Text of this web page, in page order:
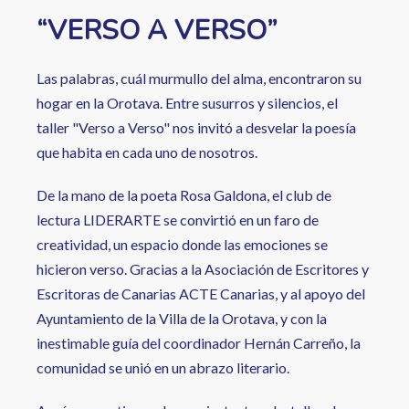
“VERSO A VERSO”
Las palabras, cuál murmullo del alma, encontraron su
hogar en la Orotava. Entre susurros y silencios, el
taller "Verso a Verso" nos invitó a desvelar la poesía
que habita en cada uno de nosotros.
De la mano de la poeta Rosa Galdona, el club de
lectura LIDERARTE se convirtió en un faro de
creatividad, un espacio donde las emociones se
hicieron verso. Gracias a la Asociación de Escritores y
Escritoras de Canarias ACTE Canarias, y al apoyo del
Ayuntamiento de la Villa de la Orotava, y con la
inestimable guía del coordinador Hernán Carreño, la
comunidad se unió en un abrazo literario.